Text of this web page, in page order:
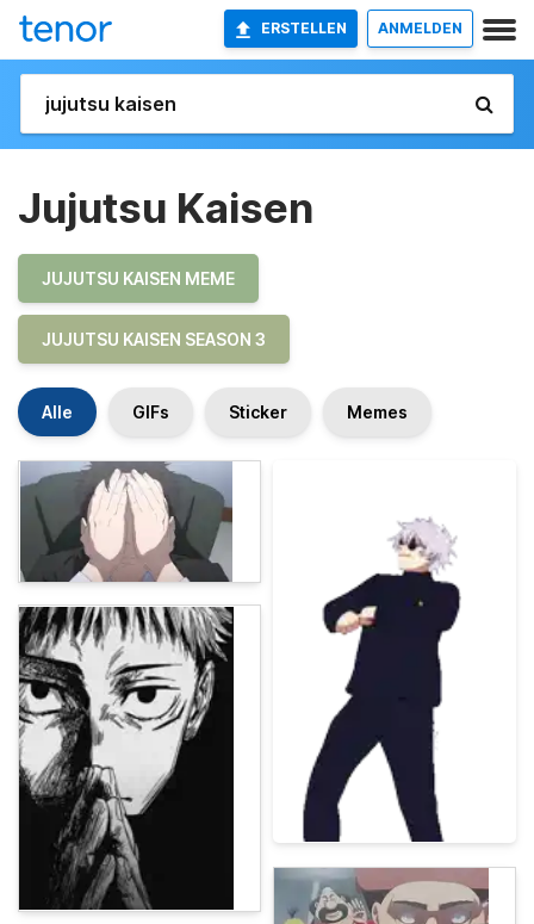
ERSTELLEN ANMELDEN
Jujutsu Kaisen
JUJUTSU KAISEN MEME
JUJUTSU KAISEN SEASON 3
Alle GIFs Sticker Memes